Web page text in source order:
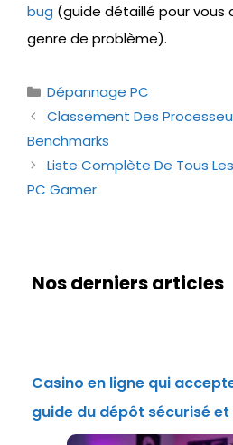
bug (guide détaillé pour vous
genre de problème).
Catégories
Dépannage PC
Classement Des
Benchmarks
Liste Complète De Tous
PC Gamer
Nos derniers articles
Casino en ligne qui
guide du dépôt sécurisé